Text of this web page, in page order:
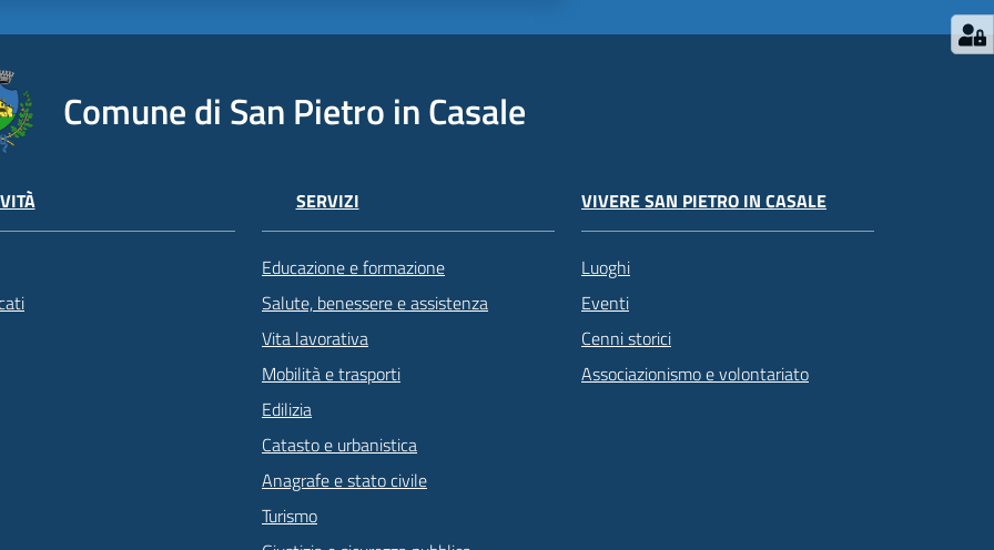
Comune di San Pietro in Casale
SERVIZI
Educazione e formazione
Salute, benessere e assistenza
Vita lavorativa
Mobilità e trasporti
Edilizia
Catasto e urbanistica
Anagrafe e stato civile
Turismo
VIVERE SAN PIETRO IN CASALE
Luoghi
Eventi
Cenni storici
Associazionismo e volontariato